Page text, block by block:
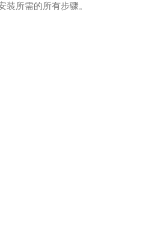
所需的所有步骤。